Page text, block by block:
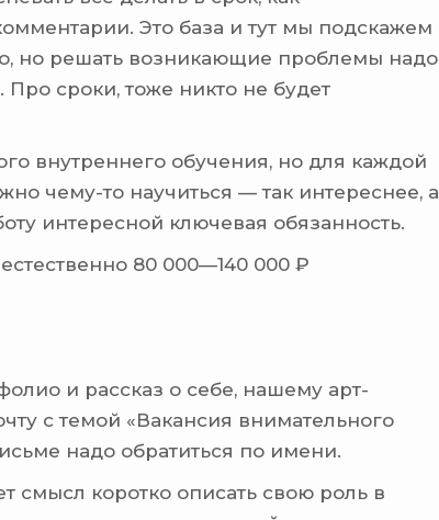
Это база и тут мы подскажем
но решать возникающие проблемы надо
Про сроки, тоже никто не будет
внутреннего обучения, но для каждой
чему-то научиться — так интереснее, а
интересной ключевая обязанность.
80 000—140 000 ₽
и рассказ о себе, нашему арт-
с темой «Вакансия внимательного
надо обратиться по имени.
смысл коротко описать свою роль в